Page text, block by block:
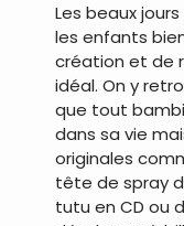
Les beaux
les enfants
création et de
idéal. On y
que tout
dans sa vie
originales
tête de spray
tutu en CD ou